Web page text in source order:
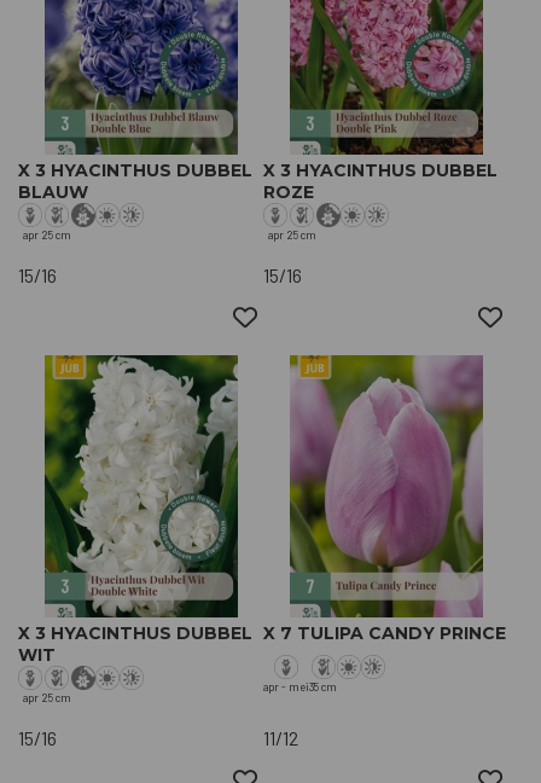
X 3 HYACINTHUS DUBBEL
BLAUW
apr 25 cm
15/16
X 3 HYACINTHUS DUBBEL
ROZE
apr 25 cm
15/16
X 3 HYACINTHUS DUBBEL
WIT
apr 25 cm
15/16
X 7 TULIPA CANDY PRINCE
apr - mei35 cm
11/12